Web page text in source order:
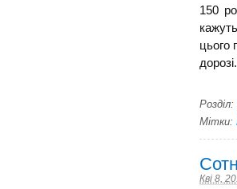
150
цього
Розділ:
Мітки:
Кві 8,